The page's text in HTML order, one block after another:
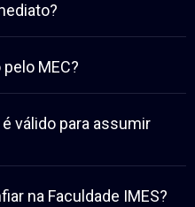
MEC?
válido para assumir
na Faculdade IMES?